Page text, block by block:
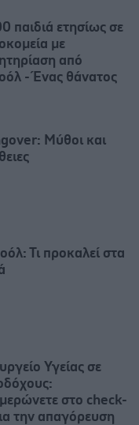
παιδιά ετησίως σε
με
από
- Ένας θάνατος
Μύθοι και
Τι προκαλεί στα
Υγείας σε
στο check-
την απαγόρευση